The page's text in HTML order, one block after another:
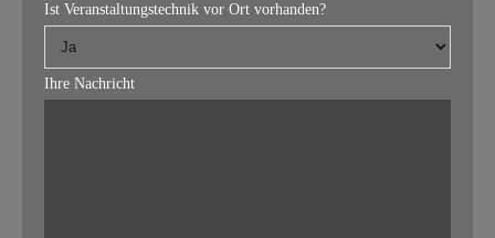
Ist Veranstaltungstechnik vor Ort vorhanden?
Ihre Nachricht